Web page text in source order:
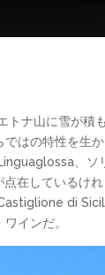
ナ山に雪が積
はの特性を生
、
在しているけ
di
インだ。